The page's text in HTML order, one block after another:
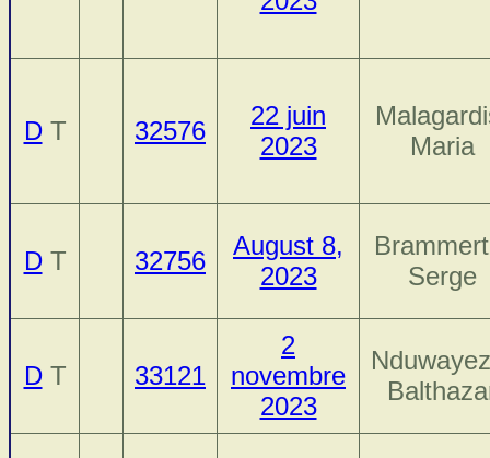
DT 32576
22 juin
2023
Maria
DT 32756
August 8,
2023
Serge
DT 33121
2
novembre
2023